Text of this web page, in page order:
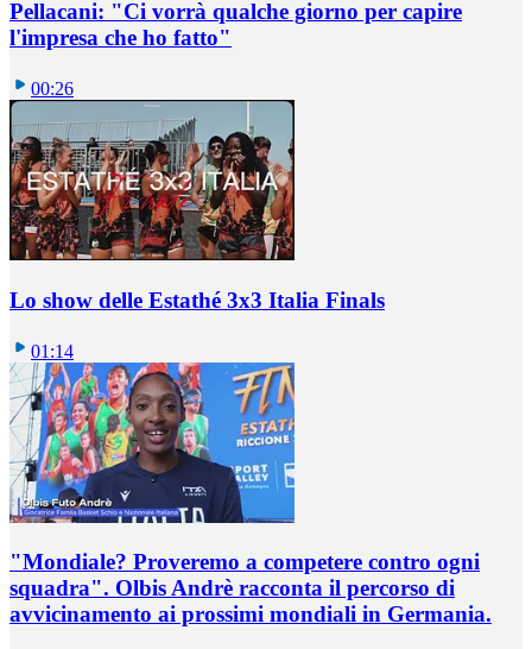
Pellacani: "Ci vorrà qualche giorno per capire
l'impresa che ho fatto"
00:26
Lo show delle Estathé 3x3 Italia Finals
01:14
"Mondiale? Proveremo a competere contro ogni
squadra". Olbis Andrè racconta il percorso di
avvicinamento ai prossimi mondiali in Germania.